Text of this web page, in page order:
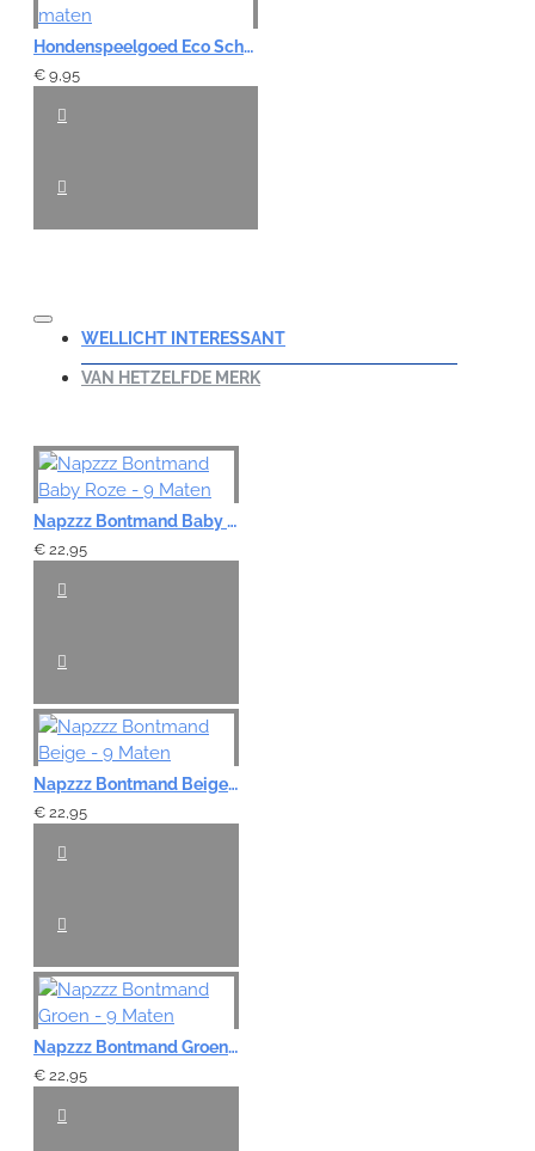
Hondenspeelgoed Eco Schaap met Piep - 2 maten
€ 9,95
WELLICHT INTERESSANT
VAN HETZELFDE MERK
Napzzz Bontmand Baby Roze - 9 Maten
€ 22,95
Napzzz Bontmand Beige - 9 Maten
€ 22,95
Napzzz Bontmand Groen - 9 Maten
€ 22,95